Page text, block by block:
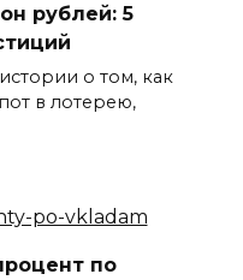
рублей: 5
о том, как
в лотерею,
по